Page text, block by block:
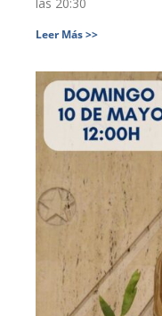
las 20:30
Leer Más >>